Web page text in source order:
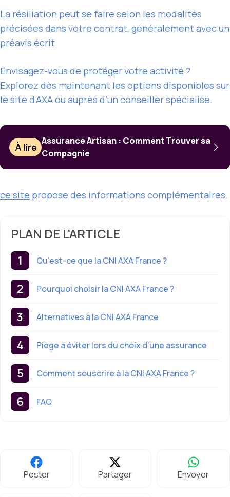
La résiliation peut se faire selon les modalités
précisées dans votre contrat, généralement avec un
préavis écrit.
Envisagez-vous de protéger votre activité ?
Explorez dès maintenant les options disponibles sur
le site d’AXA ou auprès d’un conseiller spécialisé.
À lire
Assurance Artisan : Comment Trouver sa
Compagnie
ce site propose des informations complémentaires.
PLAN DE L'ARTICLE
Qu’est-ce que la CNI AXA France ?
Pourquoi choisir la CNI AXA France ?
Alternatives à la CNI AXA France
Piège à éviter lors du choix d’une assurance
Comment souscrire à la CNI AXA France ?
FAQ
Poster Partager Envoyer